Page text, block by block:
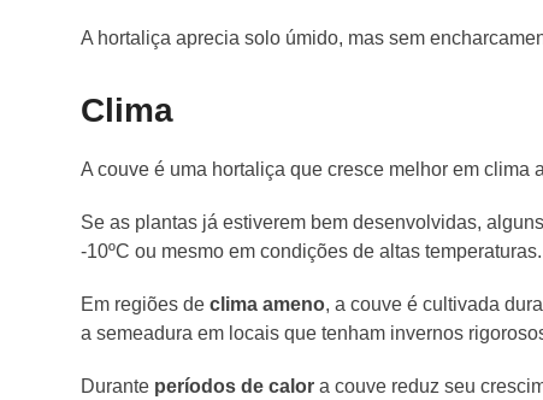
A hortaliça aprecia solo úmido, mas sem
Clima
A couve é uma hortaliça que cresce melhor em clima
Se as plantas já estiverem bem desenvolvidas,
-10ºC ou mesmo em condições de altas temperaturas.
Em regiões declima ameno, a couve é cultivada
a semeadura em locais que tenham invernos
Durante períodos de calor a couve reduz seu